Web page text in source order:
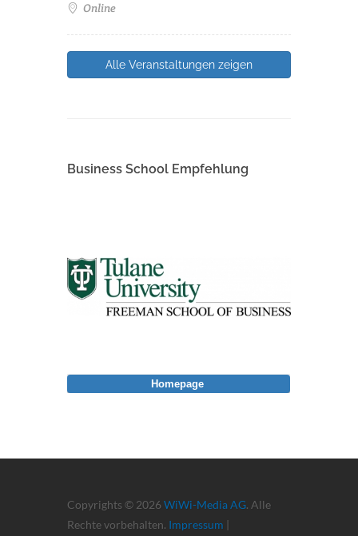
Online
Alle Veranstaltungen zeigen
Business School Empfehlung
Copyrights © 2026 WiWi-Media AG. Alle
Rechte vorbehalten. Impressum |
Homepage